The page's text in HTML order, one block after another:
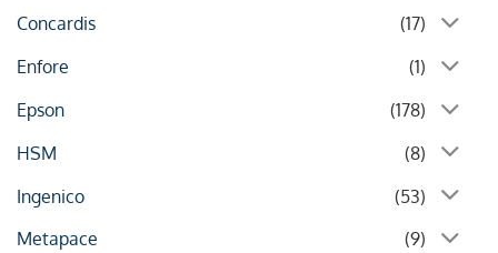
Concardis
(17)
Enfore
(1)
Epson
(178)
HSM
(8)
Ingenico
(53)
Metapace
(9)